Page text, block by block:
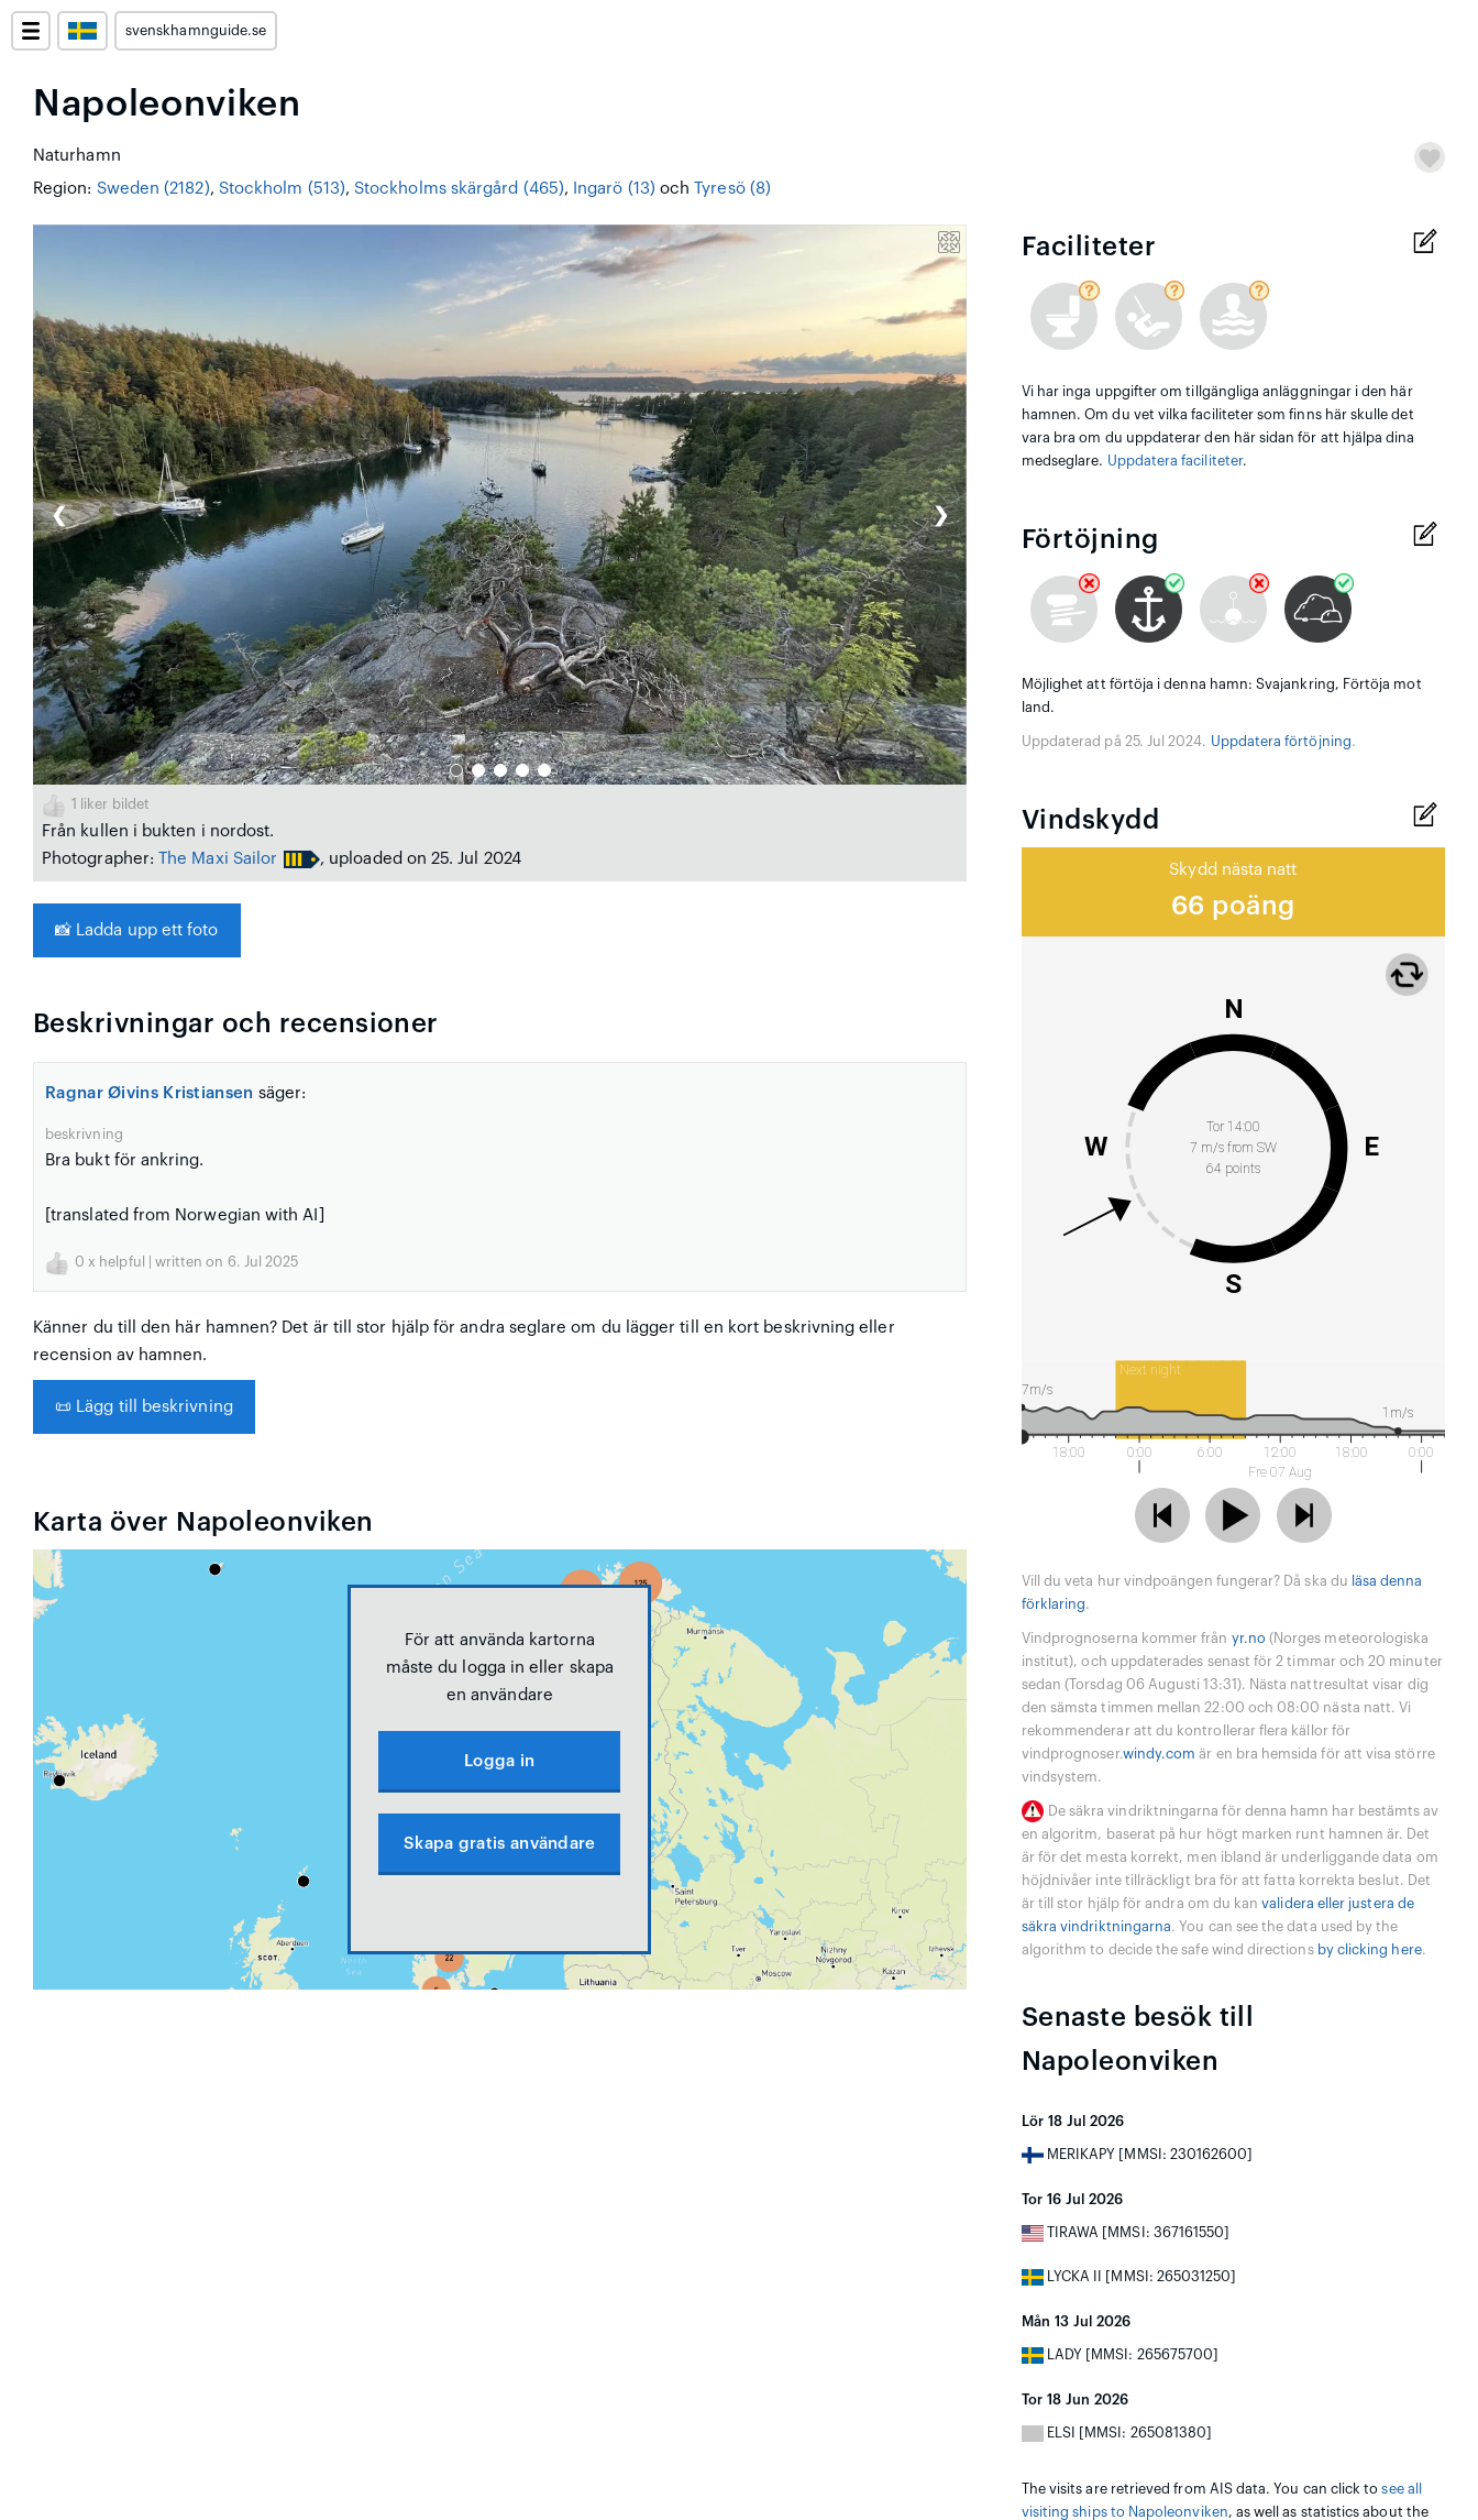
svenskhamnguide.se
Napoleonviken
Naturhamn
Region: Sweden (2182), Stockholm (513), Stockholms skärgård (465), Ingarö (13) och Tyresö (8)
❮ ❯
1 liker bildet
Från kullen i bukten i nordost.
Photographer:
The Maxi Sailor , uploaded on 25. Jul 2024
📸 Ladda upp ett foto
Beskrivningar och recensioner
Ragnar Øivins Kristiansen säger:
beskrivning
Bra bukt för ankring.
[translated from Norwegian with AI]
0 x helpful | written on 6. Jul 2025
Känner du till den här hamnen? Det är till stor hjälp för andra seglare om du lägger till en kort beskrivning eller
recension av hamnen.
📜 Lägg till beskrivning
Karta över Napoleonviken
För att använda kartorna
måste du logga in eller skapa
en användare
Logga in
Skapa gratis användare
Faciliteter
Vi har inga uppgifter om tillgängliga anläggningar i den här
hamnen. Om du vet vilka faciliteter som finns här skulle det
vara bra om du uppdaterar den här sidan för att hjälpa dina
medseglare. Uppdatera faciliteter.
Förtöjning
Möjlighet att förtöja i denna hamn: Svajankring, Förtöja mot
land.
Uppdaterad på 25. Jul 2024. Uppdatera förtöjning.
Vindskydd
Skydd nästa natt
66 poäng
Tor 14:00
7 m/s from SW
64 points
N
E
S
W
Next night
18:00 0:00 6:00
12:00
Fre 07 Aug
18:00 0:00
7m/s
1m/s
Vill du veta hur vindpoängen fungerar? Då ska du läsa denna
förklaring.
Vindprognoserna kommer från yr.no (Norges meteorologiska
institut), och uppdaterades senast för 2 timmar och 20 minuter
sedan (Torsdag 06 Augusti 13:31). Nästa nattresultat visar dig
den sämsta timmen mellan 22:00 och 08:00 nästa natt. Vi
rekommenderar att du kontrollerar flera källor för
vindprognoser.windy.com är en bra hemsida för att visa större
vindsystem.
De säkra vindriktningarna för denna hamn har bestämts av
en algoritm, baserat på hur högt marken runt hamnen är. Det
är för det mesta korrekt, men ibland är underliggande data om
höjdnivåer inte tillräckligt bra för att fatta korrekta beslut. Det
är till stor hjälp för andra om du kanvalidera eller justera de
säkra vindriktningarna. You can see the data used by the
algorithm to decide the safe wind directions by clicking here.
Senaste besök till
Napoleonviken
Lör 18 Jul 2026
MERIKAPY [MMSI: 230162600]
Tor 16 Jul 2026
TIRAWA [MMSI: 367161550]
LYCKA II [MMSI: 265031250]
Mån 13 Jul 2026
LADY [MMSI: 265675700]
Tor 18 Jun 2026
ELSI [MMSI: 265081380]
The visits are retrieved from AIS data. You can click tosee all
visiting ships to Napoleonviken, as well as statistics about the